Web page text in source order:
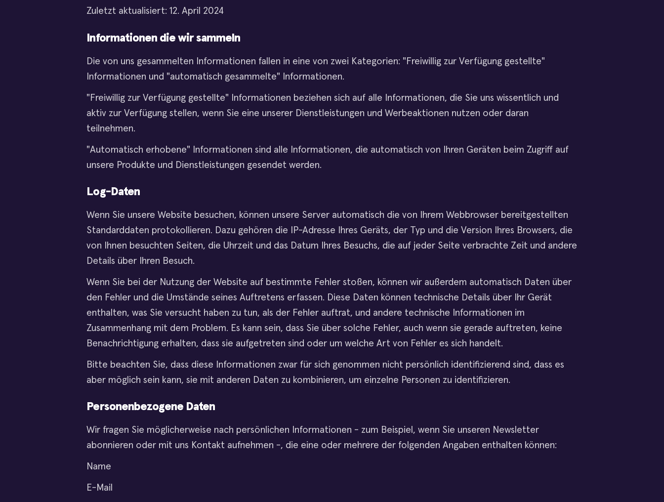
Zuletzt aktualisiert: 12. April 2024
Informationen die wir sammeln
Die von uns gesammelten Informationen fallen in eine von zwei Kategorien: "Freiwillig zur Verfügung gestellte"
Informationen und "automatisch gesammelte" Informationen.
"Freiwillig zur Verfügung gestellte" Informationen beziehen sich auf alle Informationen, die Sie uns wissentlich und
aktiv zur Verfügung stellen, wenn Sie eine unserer Dienstleistungen und Werbeaktionen nutzen oder daran
teilnehmen.
"Automatisch erhobene" Informationen sind alle Informationen, die automatisch von Ihren Geräten beim Zugriff auf
unsere Produkte und Dienstleistungen gesendet werden.
Log-Daten
Wenn Sie unsere Website besuchen, können unsere Server automatisch die von Ihrem Webbrowser bereitgestellten
Standarddaten protokollieren. Dazu gehören die IP-Adresse Ihres Geräts, der Typ und die Version Ihres Browsers, die
von Ihnen besuchten Seiten, die Uhrzeit und das Datum Ihres Besuchs, die auf jeder Seite verbrachte Zeit und andere
Details über Ihren Besuch.
Wenn Sie bei der Nutzung der Website auf bestimmte Fehler stoßen, können wir außerdem automatisch Daten über
den Fehler und die Umstände seines Auftretens erfassen. Diese Daten können technische Details über Ihr Gerät
enthalten, was Sie versucht haben zu tun, als der Fehler auftrat, und andere technische Informationen im
Zusammenhang mit dem Problem. Es kann sein, dass Sie über solche Fehler, auch wenn sie gerade auftreten, keine
Benachrichtigung erhalten, dass sie aufgetreten sind oder um welche Art von Fehler es sich handelt.
Bitte beachten Sie, dass diese Informationen zwar für sich genommen nicht persönlich identifizierend sind, dass es
aber möglich sein kann, sie mit anderen Daten zu kombinieren, um einzelne Personen zu identifizieren.
Personenbezogene Daten
Wir fragen Sie möglicherweise nach persönlichen Informationen - zum Beispiel, wenn Sie unseren Newsletter
abonnieren oder mit uns Kontakt aufnehmen -, die eine oder mehrere der folgenden Angaben enthalten können:
Name
E-Mail